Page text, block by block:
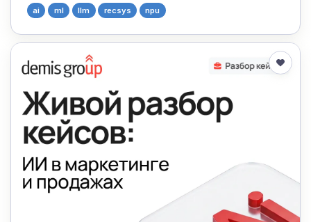
ai ml llm recsys npu